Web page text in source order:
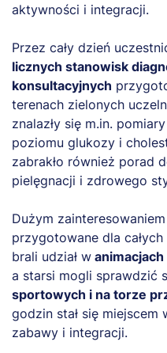
aktywności i integracji.
Przez cały dzień
licznych stanowisk
konsultacyjnych
terenach zielonych
znalazły się m.in.
poziomu glukozy i
zabrakło również porad
pielęgnacji i zdrowego
Dużym
przygotowane dla
brali udział w
a starsi mogli sprawdzić
sportowych i na torze
godzin stał się
zabawy i integracji.